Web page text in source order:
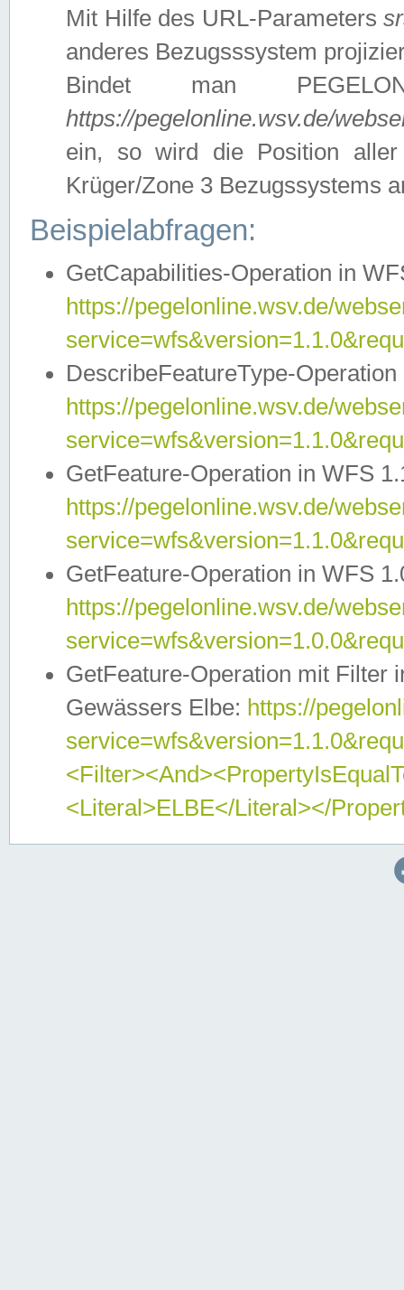
Mit Hilfe des URL-Parameters
anderes Bezugsssystem
Bindet man
https://pegelonline.wsv.de/
ein, so wird die Position
Krüger/Zone 3 Bezugssystems
Beispielabfragen:
GetCapabilities-Operation in
https://pegelonline.wsv.de/
DescribeFeatureType-
https://pegelonline.wsv.de/
GetFeature-Operation in WFS
https://pegelonline.wsv.de/
GetFeature-Operation in WFS
https://pegelonline.wsv.de/
GetFeature-Operation mit Filter
Gewässers Elbe: https://
<Literal>ELBE</Literal></